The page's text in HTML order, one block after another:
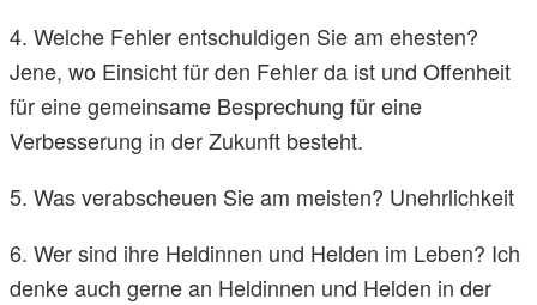
4. Welche Fehler entschuldigen Sie am ehesten?
Jene, wo Einsicht für den Fehler da ist und Offenheit
für eine gemeinsame Besprechung für eine
Verbesserung in der Zukunft besteht.
5. Was verabscheuen Sie am meisten? Unehrlichkeit
6. Wer sind ihre Heldinnen und Helden im Leben? Ich
denke auch gerne an Heldinnen und Helden in der